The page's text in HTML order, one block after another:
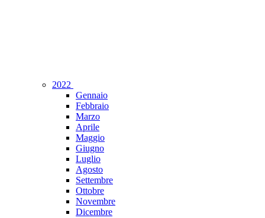
2022
Gennaio
Febbraio
Marzo
Aprile
Maggio
Giugno
Luglio
Agosto
Settembre
Ottobre
Novembre
Dicembre